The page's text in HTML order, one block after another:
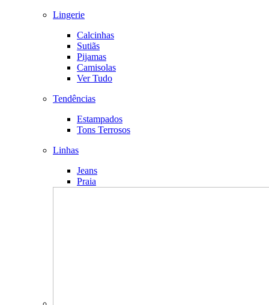
Lingerie
Calcinhas
Sutiãs
Pijamas
Camisolas
Ver Tudo
Tendências
Estampados
Tons Terrosos
Linhas
Jeans
Praia